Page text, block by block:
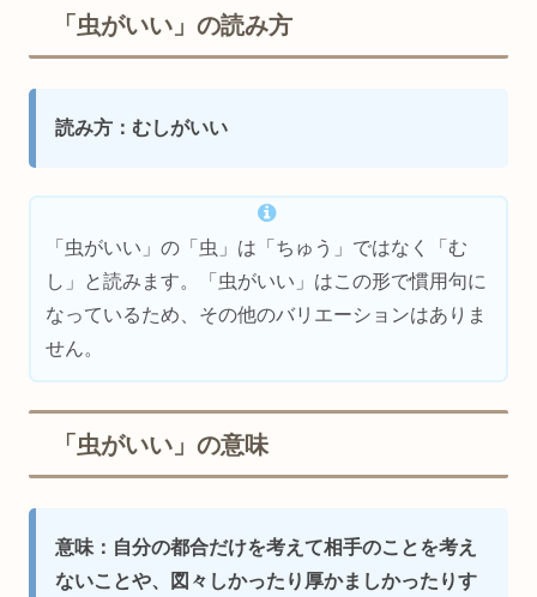
「虫がいい」の読み方
読み方：むしがいい
「虫がいい」の「虫」は「ちゅう」ではなく「む
し」と読みます。「虫がいい」はこの形で慣用句に
なっているため、その他のバリエーションはありま
せん。
「虫がいい」の意味
意味：自分の都合だけを考えて相手のことを考え
ないことや、図々しかったり厚かましかったりす